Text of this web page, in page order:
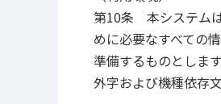
第10条 本システム
めに必要なすべての
準備するものとしま
外字および機種依存